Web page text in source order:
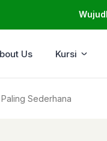
Us Kursi
Sederhana